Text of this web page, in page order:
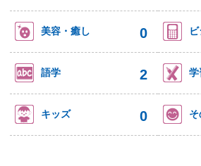
美容・癒し 0
語学 2 学
キッズ 0